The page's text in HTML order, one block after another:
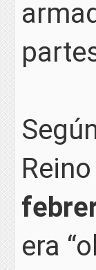
era